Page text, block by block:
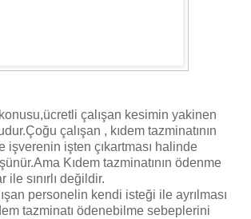
çalışan kesimin yakinen
çalışan , kıdem tazminatının
işverenin işten çıkartması halinde
Kıdem tazminatının ödenme
sınırlı değildir.
personelin kendi isteği ile ayrılması
tazminatı ödenebilme sebeplerini